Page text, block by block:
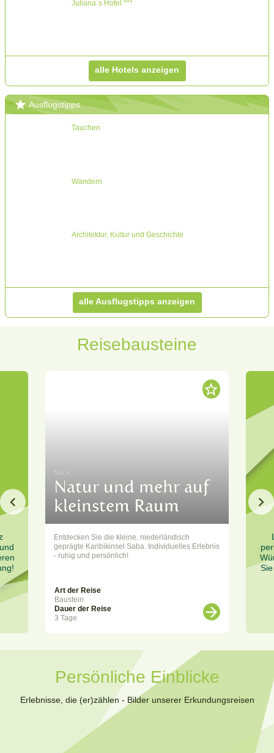
Juliana´s Hotel ***
alle Hotels anzeigen
Ausflugstipps
Tauchen
Wandern
Architektur, Kultur und Geschichte
alle Ausflugstipps anzeigen
Reisebausteine
Saba
Natur und mehr auf
kleinstem Raum
Entdecken Sie die kleine, niederländisch
geprägte Karibikinsel Saba. Individuelles Erlebnis
- ruhig und persönlich!
Art der Reise
Baustein
Dauer der Reise
3 Tage
Persönliche Einblicke
Erlebnisse, die (er)zählen - Bilder unserer Erkundungsreisen